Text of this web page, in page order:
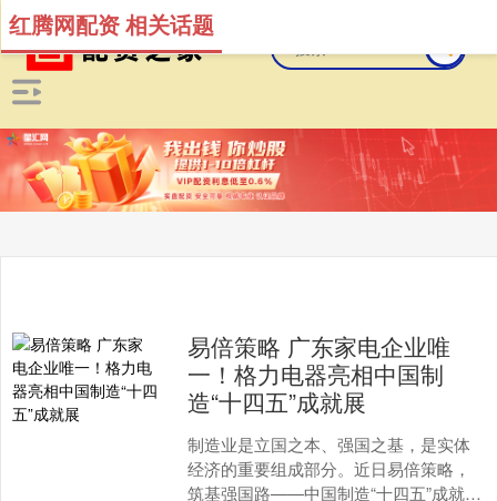
红腾网配资 相关话题
易倍策略 广东家电企业唯
一！格力电器亮相中国制
造“十四五”成就展
制造业是立国之本、强国之基，是实体
经济的重要组成部分。近日易倍策略，
筑基强国路——中国制造“十四五”成就展